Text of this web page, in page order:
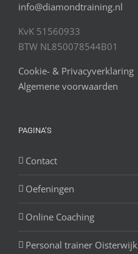
info@diamondtraining.nl
KvK 51560933
BTW NL850078544B01
Cookie- & Privacyverklaring
Algemene voorwaarden
PAGINA’S
Contact
Oefeningen
Online Coaching
Personal trainer Oisterwijk